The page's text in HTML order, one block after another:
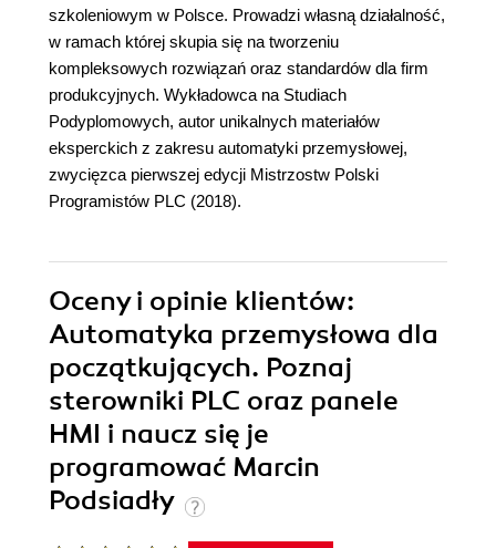
szkoleniowym w Polsce. Prowadzi własną działalność,
w ramach której skupia się na tworzeniu
kompleksowych rozwiązań oraz standardów dla firm
produkcyjnych. Wykładowca na Studiach
Podyplomowych, autor unikalnych materiałów
eksperckich z zakresu automatyki przemysłowej,
zwycięzca pierwszej edycji Mistrzostw Polski
Programistów PLC (2018).
Oceny i opinie klientów:
Automatyka przemysłowa dla
początkujących. Poznaj
sterowniki PLC oraz panele
HMI i naucz się je
programować Marcin
Podsiadły